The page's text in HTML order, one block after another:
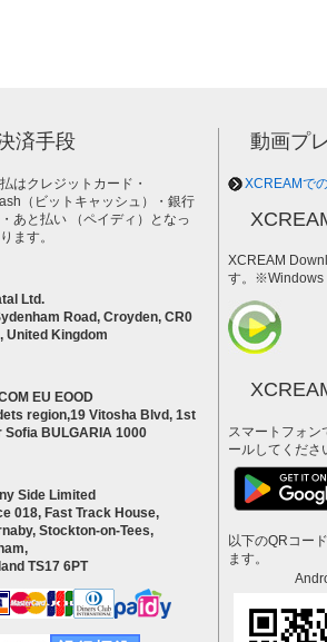
済手段
はクレジットカード・
（ビットキャッシュ）・銀行
あと払い （ペイディ）となっ
ます。
Ltd.
Road, Croyden, CR0
United Kingdom
EU EOOD
region,19 Vitosha Blvd, 1st
Sofia BULGARIA 1000
Side Limited
018, Fast Track House,
Stockton-on-Tees,
TS17 6PT
動画プ
XCREAMで
XCREAM
す。※Windows
スマートフォン
ールしてくださ
以下のQRコー
ます。